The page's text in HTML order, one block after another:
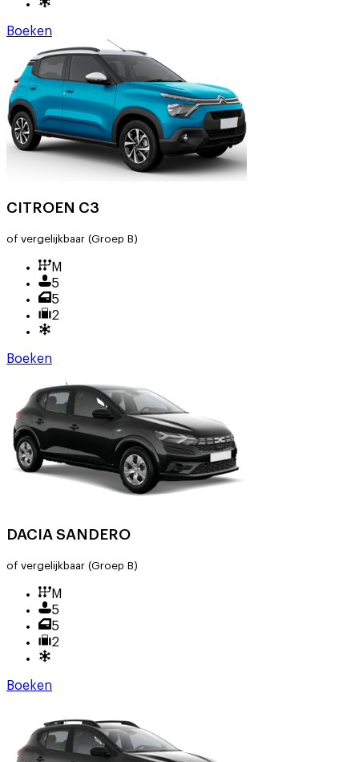
Boeken
CITROEN C3
of vergelijkbaar (Groep B)
M
5
5
2
Boeken
DACIA SANDERO
of vergelijkbaar (Groep B)
M
5
5
2
Boeken